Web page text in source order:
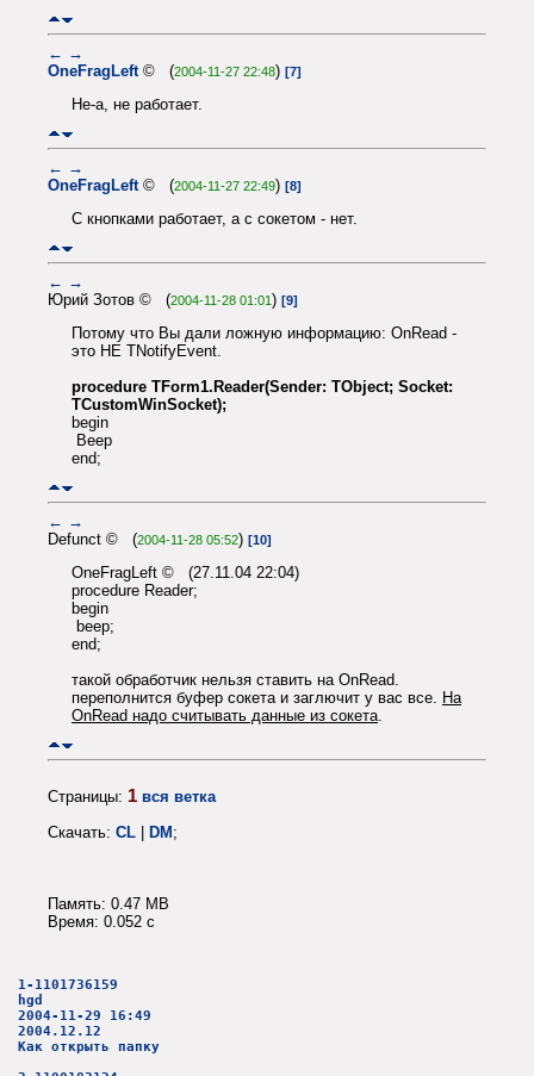
← →
OneFragLeft © (2004-11-27 22:48) [7]
Не-а, не работает.
← →
OneFragLeft © (2004-11-27 22:49) [8]
С кнопками работает, а с сокетом - нет.
← →
Юрий Зотов © (2004-11-28 01:01) [9]
Потому что Вы дали ложную информацию: OnRead -
это НЕ TNotifyEvent.
procedure TForm1.Reader(Sender: TObject; Socket:
TCustomWinSocket);
begin
Beep
end;
← →
Defunct © (2004-11-28 05:52) [10]
OneFragLeft © (27.11.04 22:04)
procedure Reader;
begin
beep;
end;
такой обработчик нельзя ставить на OnRead.
переполнится буфер сокета и заглючит у вас все.
На
OnRead надо считывать данные из сокета
Страницы: 1 вся ветка
Скачать: CL DM ;
Память: 0.47 MB
Время: 0.052 c
1-1101736159
hgd
2004-11-29 16:49
2004.12.12
Как открыть папку